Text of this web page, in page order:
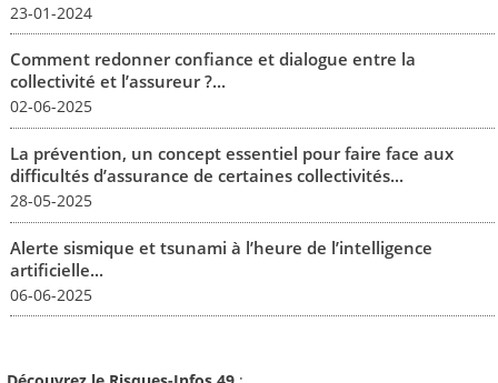
23-01-2024
Comment redonner confiance et dialogue entre la
collectivité et l’assureur ?...
02-06-2025
La prévention, un concept essentiel pour faire face aux
difficultés d’assurance de certaines collectivités...
28-05-2025
Alerte sismique et tsunami à l’heure de l’intelligence
artificielle...
06-06-2025